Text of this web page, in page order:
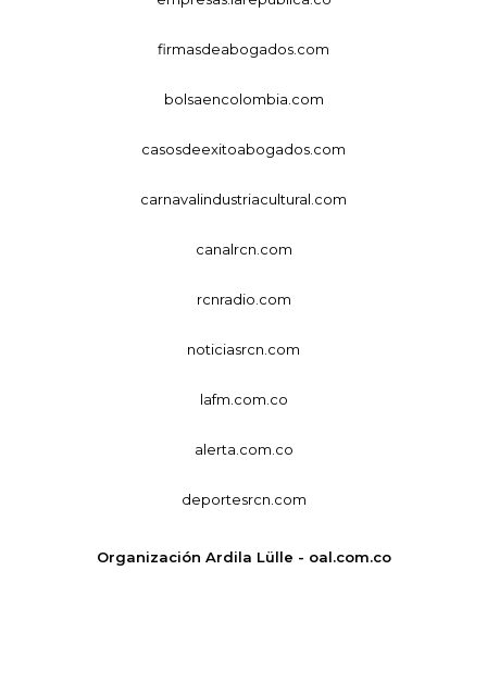
firmasdeabogados.com
bolsaencolombia.com
casosdeexitoabogados.com
carnavalindustriacultural.com
canalrcn.com
rcnradio.com
noticiasrcn.com
lafm.com.co
alerta.com.co
deportesrcn.com
Organización Ardila Lülle - oal.com.co